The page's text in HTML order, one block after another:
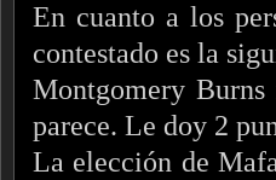
En cuanto a los
contestado es la
Montgomery Burns
parece. Le doy 2
La elección de